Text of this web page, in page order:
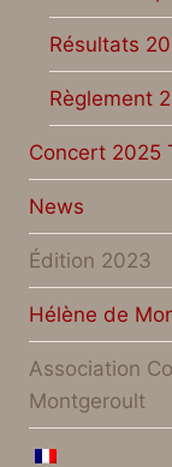
Résultats
Règlement
Concert 2025
News
Édition 2023
Hélène de
Association
Montgeroult